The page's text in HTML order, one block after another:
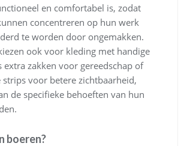
en comfortabel is, zodat
concentreren op hun werk
te worden door ongemakken.
ook voor kleding met handige
extra zakken voor gereedschap of
strips voor betere zichtbaarheid,
de specifieke behoeften van hun
boeren?